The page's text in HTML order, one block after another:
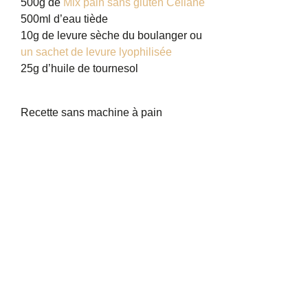
500g de Mix pain sans gluten Celiane
500ml d’eau tiède
10g de levure sèche du boulanger ou
un sachet de levure lyophilisée
25g d’huile de tournesol
Recette sans machine à pain